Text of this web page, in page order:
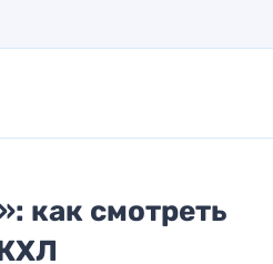
как смотреть